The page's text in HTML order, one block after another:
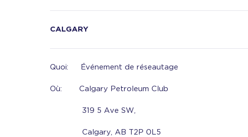
CALGARY
Quoi: Événement de réseautage
Où: Calgary Petroleum Club
319 5 Ave SW,
Calgary, AB T2P 0L5